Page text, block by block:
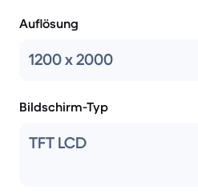
Auflösung
1200 x 2000
Bildschirm-Typ
TFT LCD